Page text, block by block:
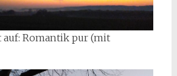
auf: Romantik pur (mit